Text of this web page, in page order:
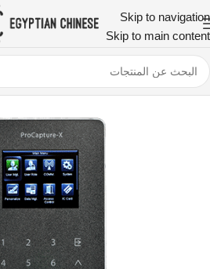
Skip to navigation
Skip to main content